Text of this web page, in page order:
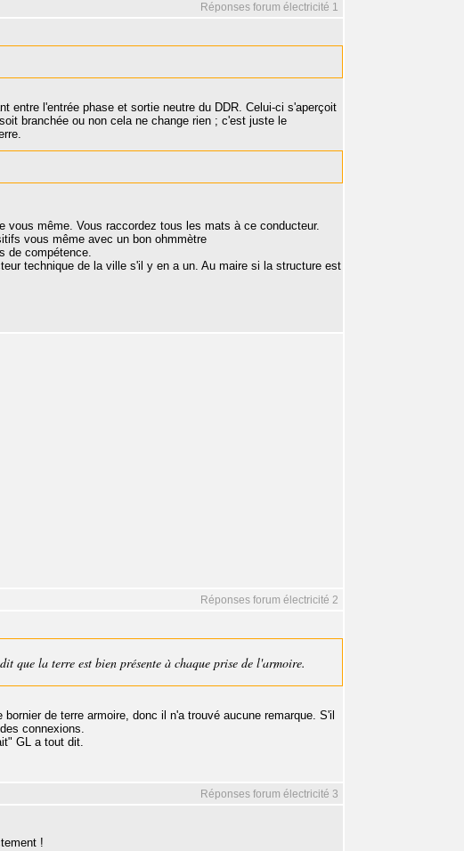
Réponses forum électricité 1
entre l'entrée phase et sortie neutre du DDR. Celui-ci s'aperçoit
branchée ou non cela ne change rien ; c'est juste le
vous même. Vous raccordez tous les mats à ce conducteur.
vous même avec un bon ohmmètre
de compétence.
technique de la ville s'il y en a un. Au maire si la structure est
Réponses forum électricité 2
la terre est bien présente à chaque prise de l'armoire.
de terre armoire, donc il n'a trouvé aucune remarque. S'il
connexions.
GL a tout dit.
Réponses forum électricité 3
!